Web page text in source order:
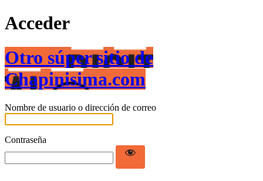
Acceder
Otro súper sitio de
Chapinisima.com
Nombre de usuario o dirección de correo
Contraseña